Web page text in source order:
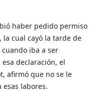
haber pedido permiso
la cual cayó la tarde de
iba a ser
declaración, el
afirmó que no se le
labores.